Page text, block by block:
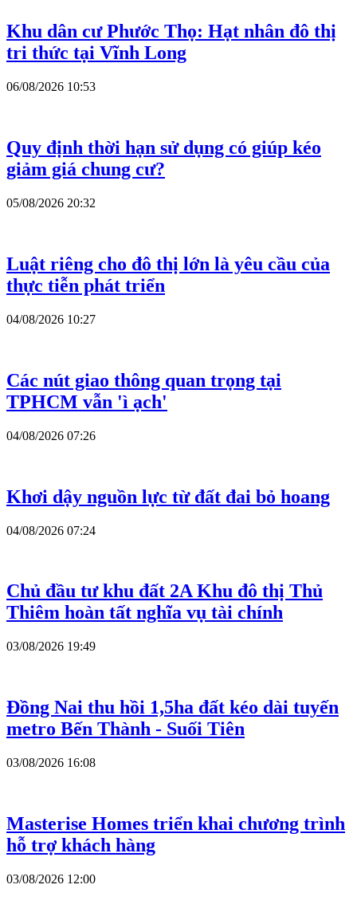
Khu dân cư Phước Thọ: Hạt nhân đô thị
tri thức tại Vĩnh Long
06/08/2026 10:53
Quy định thời hạn sử dụng có giúp kéo
giảm giá chung cư?
05/08/2026 20:32
Luật riêng cho đô thị lớn là yêu cầu của
thực tiễn phát triển
04/08/2026 10:27
Các nút giao thông quan trọng tại
TPHCM vẫn 'ì ạch'
04/08/2026 07:26
Khơi dậy nguồn lực từ đất đai bỏ hoang
04/08/2026 07:24
Chủ đầu tư khu đất 2A Khu đô thị Thủ
Thiêm hoàn tất nghĩa vụ tài chính
03/08/2026 19:49
Đồng Nai thu hồi 1,5ha đất kéo dài tuyến
metro Bến Thành - Suối Tiên
03/08/2026 16:08
Masterise Homes triển khai chương trình
hỗ trợ khách hàng
03/08/2026 12:00